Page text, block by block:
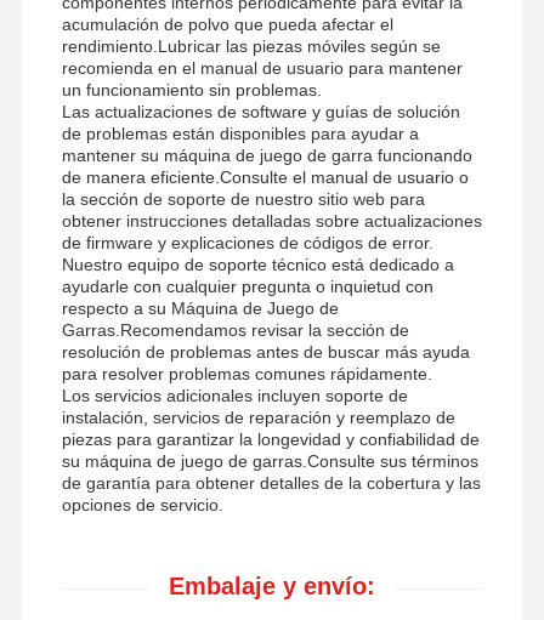
acumulación de polvo que pueda afectar el
rendimiento.Lubricar las piezas móviles según se
recomienda en el manual de usuario para mantener
un funcionamiento sin problemas.
Las actualizaciones de software y guías de solución
de problemas están disponibles para ayudar a
mantener su máquina de juego de garra funcionando
de manera eficiente.Consulte el manual de usuario o
la sección de soporte de nuestro sitio web para
obtener instrucciones detalladas sobre actualizaciones
de firmware y explicaciones de códigos de error.
Nuestro equipo de soporte técnico está dedicado a
ayudarle con cualquier pregunta o inquietud con
respecto a su Máquina de Juego de
Garras.Recomendamos revisar la sección de
resolución de problemas antes de buscar más ayuda
para resolver problemas comunes rápidamente.
Los servicios adicionales incluyen soporte de
instalación, servicios de reparación y reemplazo de
piezas para garantizar la longevidad y confiabilidad de
su máquina de juego de garras.Consulte sus términos
de garantía para obtener detalles de la cobertura y las
opciones de servicio.
Embalaje y envío: